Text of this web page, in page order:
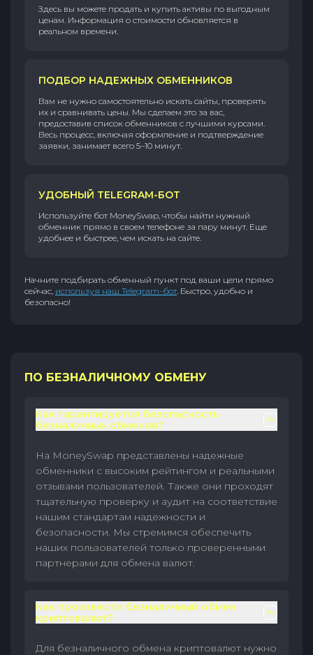
Здесь вы можете продать и купить активы по выгодным
ценам. Информация о стоимости обновляется в
реальном времени.
ПОДБОР НАДЕЖНЫХ ОБМЕННИКОВ
Вам не нужно самостоятельно искать сайты, проверять
их и сравнивать цены. Мы сделаем это за вас,
предоставив список обменников с лучшими курсами.
Весь процесс, включая оформление и подтверждение
заявки, занимает всего 5–10 минут.
УДОБНЫЙ TELEGRAM-БОТ
Используйте бот MoneySwap, чтобы найти нужный
обменник прямо в своем телефоне за пару минут. Еще
удобнее и быстрее, чем искать на сайте.
Начните подбирать обменный пункт под ваши цели прямо
сейчас, используя наш Telegram-бот. Быстро, удобно и
безопасно!
ПО БЕЗНАЛИЧНОМУ ОБМЕНУ
Как гарантируется безопасность
безналичных обменов?
На MoneySwap представлены надежные
обменники с высоким рейтингом и реальными
отзывами пользователей. Также они проходят
тщательную проверку и аудит на соответствие
нашим стандартам надежности и
безопасности. Мы стремимся обеспечить
наших пользователей только проверенными
партнерами для обмена валют.
Как произвести безналичный обмен
криптовалют?
Для безналичного обмена криптовалют нужно